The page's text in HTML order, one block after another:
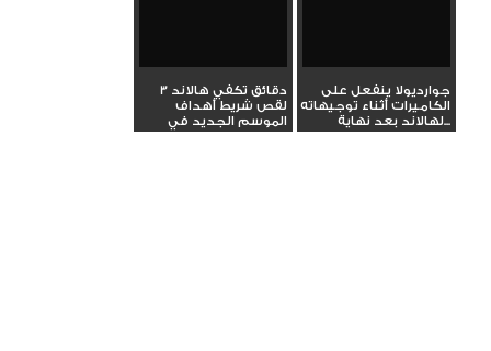
جوارديولا ينفعل على
الكاميرات أثناء توجيهاته
لهالاند بعد نهاية...
3 دقائق تكفي هالاند
لقص شريط أهداف
الموسم الجديد في